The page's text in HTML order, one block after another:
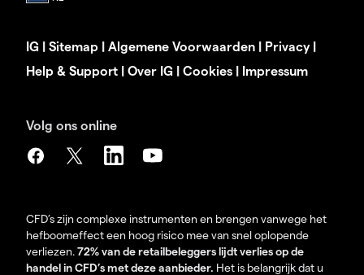
IG | Sitemap | Algemene Voorwaarden | Privacy|
Help & Support | Over IG | Cookies | Impressum
Volg ons online
CFD’s zijn complexe instrumenten en brengen vanwege het
hefboomeffect een hoog risico mee van snel oplopende
verliezen.72% van de retailbeleggers lijdt verlies op de
handel in CFD’s met deze aanbieder. Het is belangrijk dat u